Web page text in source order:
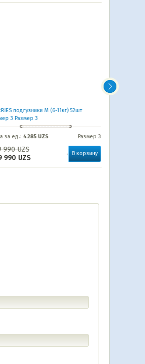
подгузники M (6-11кг) 52шт
3 Размер 3
ед.:4285 UZS Размер 3
UZS
UZS
В корзину